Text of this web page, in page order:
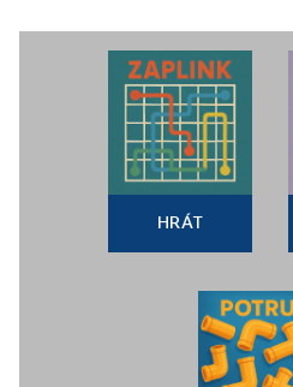
HRÁT